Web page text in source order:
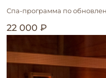
Спа-программа по
22 000 ₽